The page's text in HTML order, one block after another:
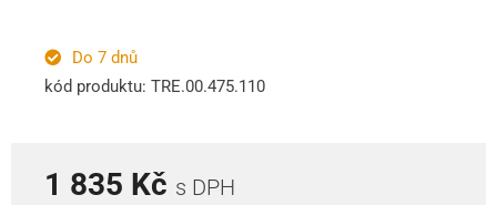
Do 7 dnů
kód produktu: TRE.00.475.110
1 835 Kč s DPH